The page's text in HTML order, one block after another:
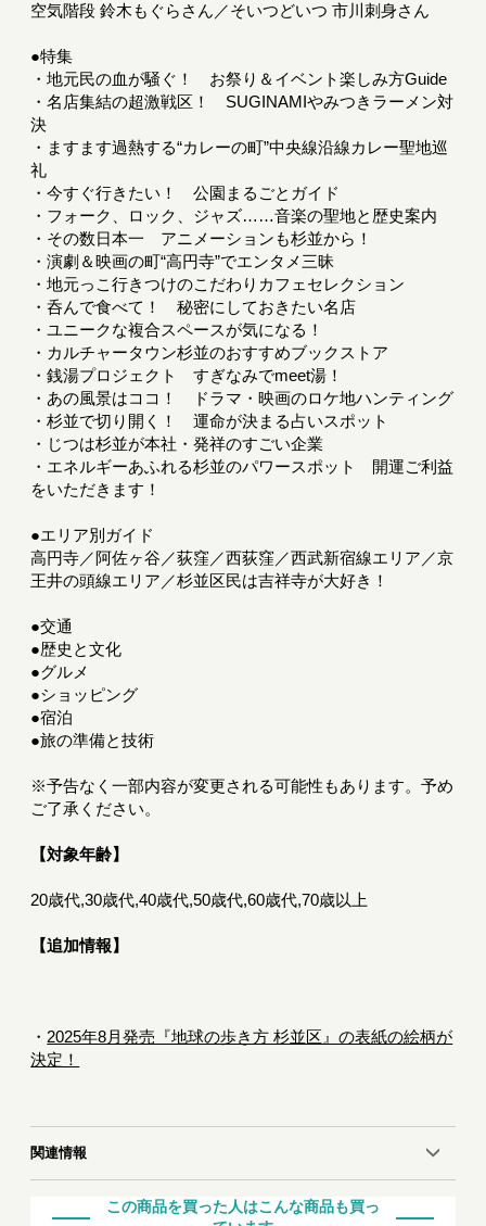
空気階段 鈴木もぐらさん／そいつどいつ 市川刺身さん
●特集
・地元民の血が騒ぐ！ お祭り＆イベント楽しみ方Guide
・名店集結の超激戦区！ SUGINAMIやみつきラーメン対
決
・ますます過熱する“カレーの町”中央線沿線カレー聖地巡
礼
・今すぐ行きたい！ 公園まるごとガイド
・フォーク、ロック、ジャズ……音楽の聖地と歴史案内
・その数日本一 アニメーションも杉並から！
・演劇＆映画の町“高円寺”でエンタメ三昧
・地元っこ行きつけのこだわりカフェセレクション
・呑んで食べて！ 秘密にしておきたい名店
・ユニークな複合スペースが気になる！
・カルチャータウン杉並のおすすめブックストア
・銭湯プロジェクト すぎなみでmeet湯！
・あの風景はココ！ ドラマ・映画のロケ地ハンティング
・杉並で切り開く！ 運命が決まる占いスポット
・じつは杉並が本社・発祥のすごい企業
・エネルギーあふれる杉並のパワースポット 開運ご利益
をいただきます！
●エリア別ガイド
高円寺／阿佐ヶ谷／荻窪／西荻窪／西武新宿線エリア／京
王井の頭線エリア／杉並区民は吉祥寺が大好き！
●交通
●歴史と文化
●グルメ
●ショッピング
●宿泊
●旅の準備と技術
※予告なく一部内容が変更される可能性もあります。予め
ご了承ください。
【対象年齢】
20歳代,30歳代,40歳代,50歳代,60歳代,70歳以上
【追加情報】
・ 2025年8月発売『地球の歩き方 杉並区』の表紙の絵柄が
決定！
関連情報
この商品を買った人はこんな商品も買っ